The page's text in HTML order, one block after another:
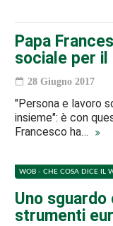
Papa
sociale per il
28 Giugno 2017
"Persona e lavoro
insieme": è con
Francesco ha…
WOB - CHE COSA DICE IL
Uno
strumenti